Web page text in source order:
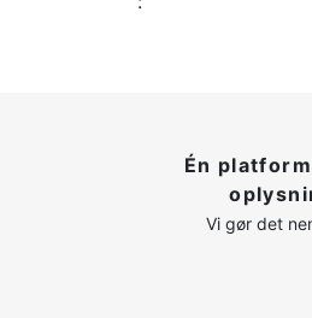
Én
Vi gør det